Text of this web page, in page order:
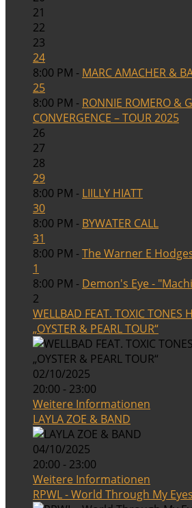
21
22
23
24
8:00 PM - MARC AMACHER &
25
8:00 PM - RONNIE ROMERO &
CONVERGENCE – TOUR 2025
26
27
28
29
8:00 PM - LIILLY HIATT
30
8:00 PM - BYWATER CALL
31
8:00 PM -The Warner E
1
8:00 PM - Demon's Eye -
2
WELLBAD FEAT. TOXIC TONES
„OYSTER & PEARL TOUR“
02/10/2025
20:00 - 23:00
Weitere Informationen
LAYLA ZOE & BAND
04/10/2025
20:00 - 23:00
Weitere Informationen
RPWL - World Through My